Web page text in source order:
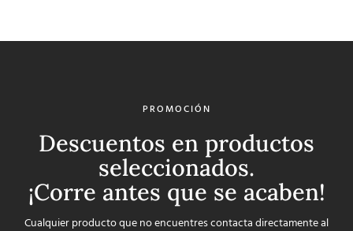
PROMOCIÓN
Descuentos en productos
seleccionados.
¡Corre antes que se acaben!
Cualquier producto que no encuentres contacta directamente al